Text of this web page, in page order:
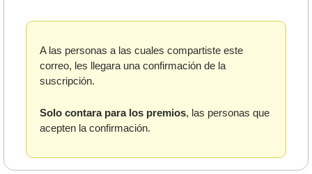
A las personas a las cuales compartiste este
correo, les llegara una confirmación de la
suscripción.
Solo contara para los premios, las personas que
acepten la confirmación.